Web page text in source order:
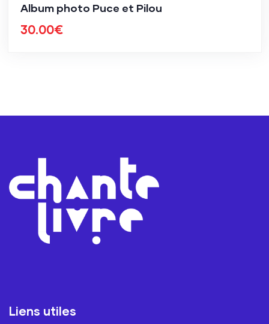
Album photo Puce et Pilou
30.00€
Liens utiles